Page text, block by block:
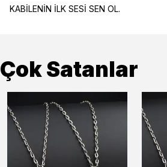
KABİLENİN İLK SESİ SEN OL.
Çok Satanlar